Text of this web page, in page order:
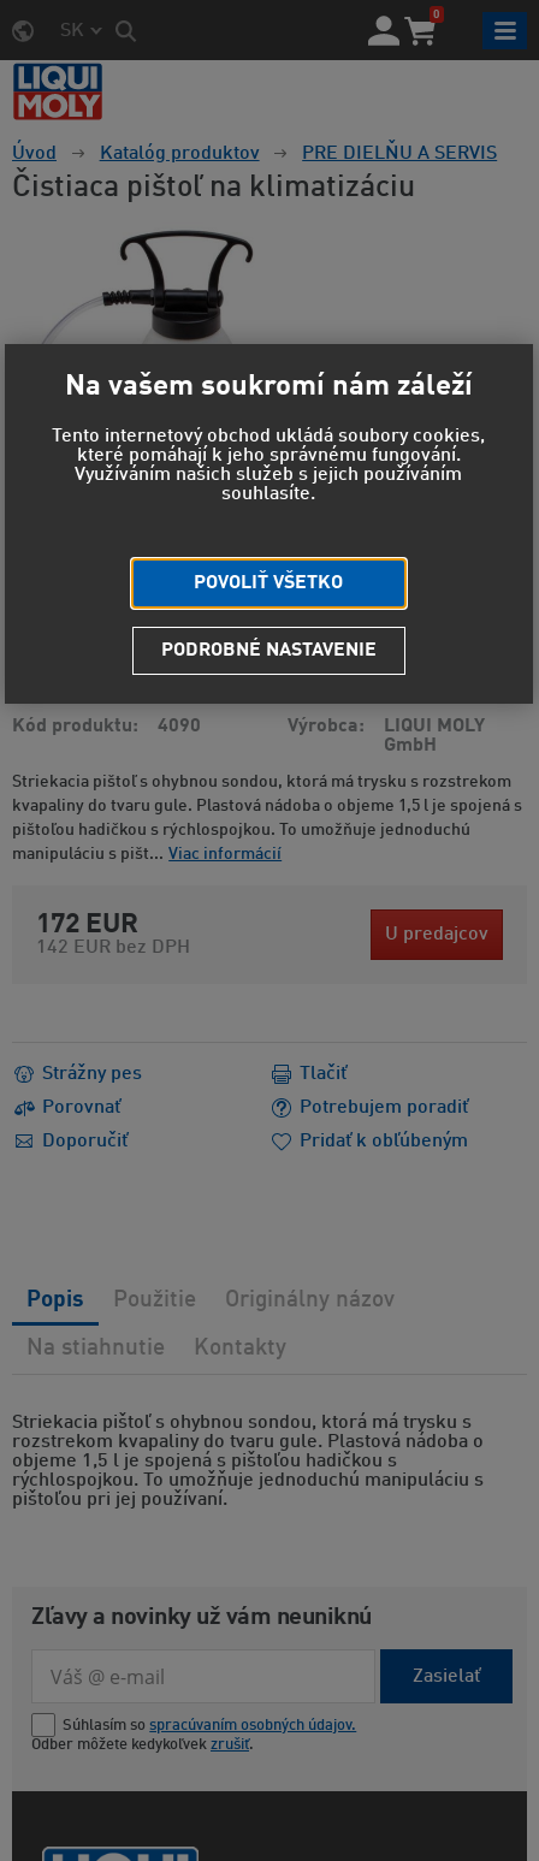
SK
0
Úvod Katalóg produktov PRE DIELŇU A SERVIS
Čistiaca pištoľ na klimatizáciu
Kód produktu 4090 Výrobca
LIQUI MOLY
GmbH
Striekacia pištoľ s ohybnou sondou, ktorá má trysku s rozstrekom
kvapaliny do tvaru gule. Plastová nádoba o objeme 1,5 l je spojená s
pištoľou hadičkou s rýchlospojkou. To umožňuje jednoduchú
manipuláciu s pišt... Viac informácií
172 EUR
142 EUR bez DPH
U predajcov
Strážny pes
Porovnať
Potrebujem poradiť
Doporučiť
Tlačiť
Pridať k obľúbeným
Striekacia pištoľ s ohybnou sondou, ktorá má trysku s
rozstrekom kvapaliny do tvaru gule. Plastová nádoba o
objeme 1,5 l je spojená s pištoľou hadičkou s
rýchlospojkou. To umožňuje jednoduchú manipuláciu s
pištoľou pri jej používaní.
Popis Použitie Originálny názov
Na stiahnutie Kontakty
Zľavy a novinky už vám neuniknú
Zasielať
Súhlasím so spracúvaním osobných údajov.
Odber môžete kedykoľvek zrušiť.
Na vašem soukromí nám záleží
Tento internetový obchod ukládá soubory cookies,
které pomáhají k jeho správnému fungování.
Využíváním našich služeb s jejich používáním
souhlasíte.
POVOLIŤ VŠETKO
PODROBNÉ NASTAVENIE